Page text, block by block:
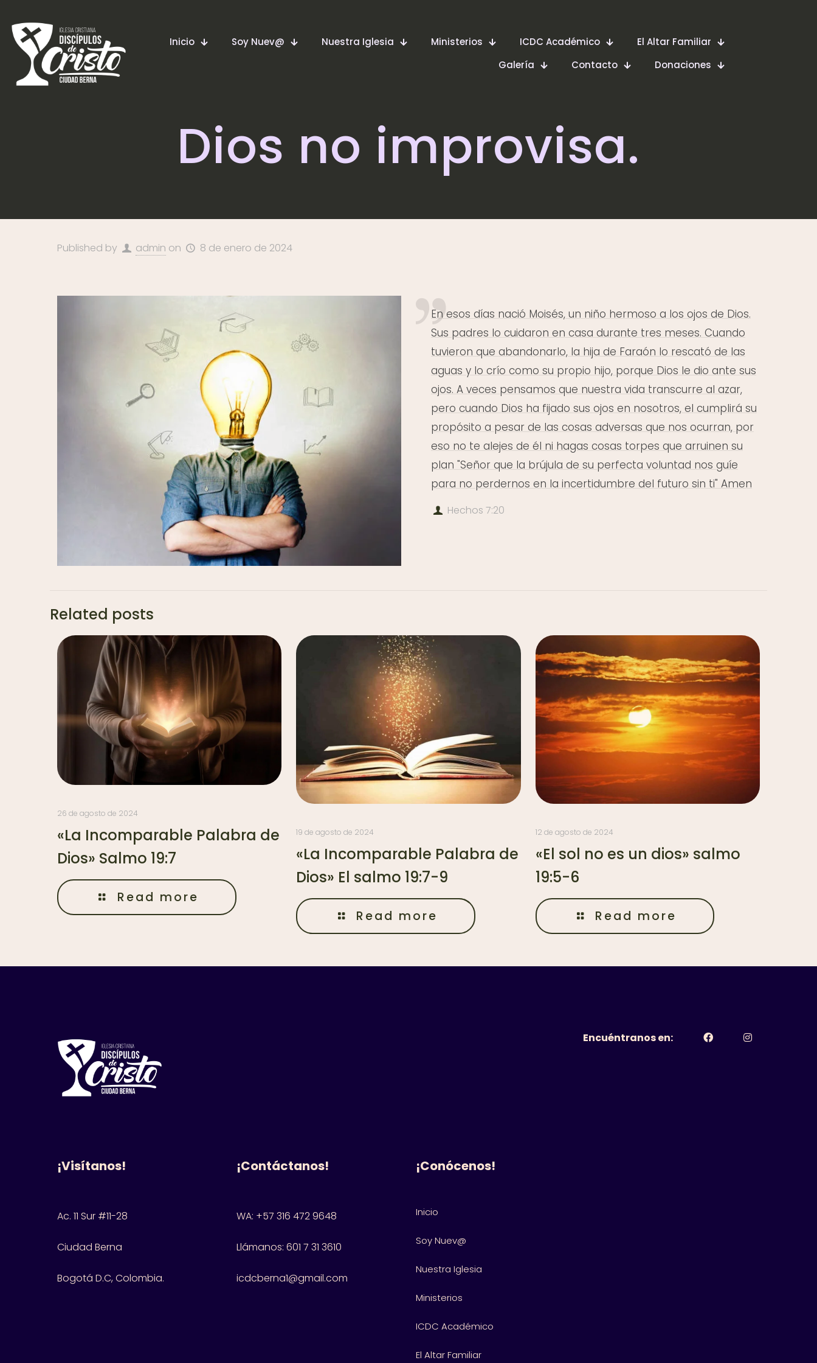
Inicio Soy Nuev@ Nuestra Iglesia Ministerios ICDC Académico
El Altar Familiar
Galería
Contacto Donaciones
Dios no improvisa.
Published by admin on 8 de enero de 2024
En esos días nació Moisés, un niño hermoso a los ojos de Dios.
Sus padres lo cuidaron en casa durante tres meses. Cuando
tuvieron que abandonarlo, la hija de Faraón lo rescató de las
aguas y lo crío como su propio hijo, porque Dios le dio ante sus
ojos. A veces pensamos que nuestra vida transcurre al azar,
pero cuando Dios ha fijado sus ojos en nosotros, el cumplirá su
propósito a pesar de las cosas adversas que nos ocurran, por
eso no te alejes de él ni hagas cosas torpes que arruinen su
plan "Señor que la brújula de su perfecta voluntad nos guíe
para no perdernos en la incertidumbre del futuro sin ti" Amen
Hechos 7:20
Related posts
26 de agosto de 2024
«La Incomparable Palabra de
Dios» Salmo 19:7
Read more
19 de agosto de 2024
«La Incomparable Palabra de
Dios» El salmo 19:7-9
Read more
12 de agosto de 2024
«El sol no es un dios» salmo
19:5-6
Read more
Encuéntranos en:
¡Visítanos!
Ac. 11 Sur #11-28
Ciudad Berna
Bogotá D.C, Colombia.
¡Contáctanos!
WA: +57 316 472 9648
Llámanos: 601 7 31 3610
icdcberna1@gmail.com
¡Conócenos!
Inicio
Soy Nuev@
Nuestra Iglesia
Ministerios
ICDC Académico
El Altar Familiar